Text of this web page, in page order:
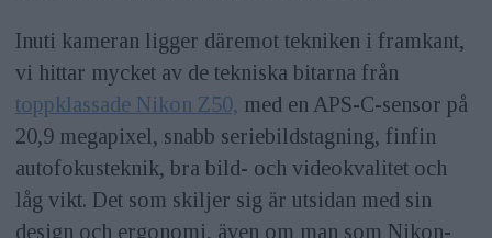
Inuti kameran ligger däremot tekniken i framkant,
vi hittar mycket av de tekniska bitarna från
toppklassade Nikon Z50, med en APS-C-sensor på
20,9 megapixel, snabb seriebildstagning, finfin
autofokusteknik, bra bild- och videokvalitet och
låg vikt. Det som skiljer sig är utsidan med sin
design och ergonomi, även om man som Nikon-